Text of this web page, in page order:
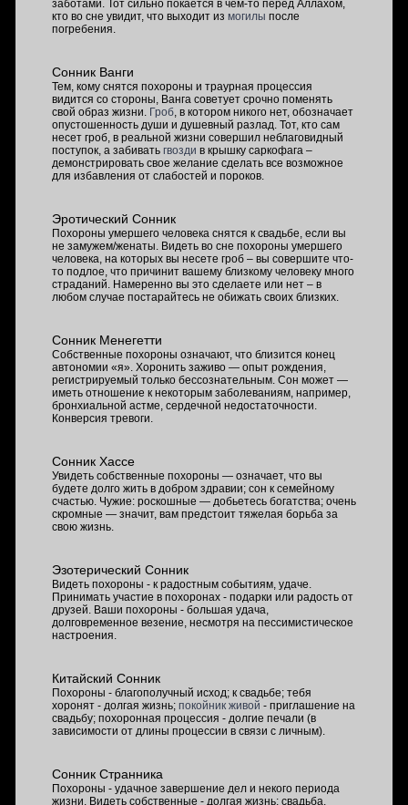
заботами. Тот сильно покается в чем-то перед Аллахом,
кто во сне увидит, что выходит из могилы после
погребения.
Сонник Ванги
Тем, кому снятся похороны и траурная процессия
видится со стороны, Ванга советует срочно поменять
свой образ жизни. Гроб, в котором никого нет, обозначает
опустошенность души и душевный разлад. Тот, кто сам
несет гроб, в реальной жизни совершил неблаговидный
поступок, а забивать гвозди в крышку саркофага –
демонстрировать свое желание сделать все возможное
для избавления от слабостей и пороков.
Эротический Сонник
Похороны умершего человека снятся к свадьбе, если вы
не замужем/женаты. Видеть во сне похороны умершего
человека, на которых вы несете гроб – вы совершите что-
то подлое, что причинит вашему близкому человеку много
страданий. Намеренно вы это сделаете или нет – в
любом случае постарайтесь не обижать своих близких.
Сонник Менегетти
Собственные похороны означают, что близится конец
автономии «я». Хоронить заживо — опыт рождения,
регистрируемый только бессознательным. Сон может —
иметь отношение к некоторым заболеваниям, например,
бронхиальной астме, сердечной недостаточности.
Конверсия тревоги.
Сонник Хассе
Увидеть собственные похороны — означает, что вы
будете долго жить в добром здравии; сон к семейному
счастью. Чужие: роскошные — добьетесь богатства; очень
скромные — значит, вам предстоит тяжелая борьба за
свою жизнь.
Эзотерический Сонник
Видеть похороны - к радостным событиям, удаче.
Принимать участие в похоронах - подарки или радость от
друзей. Ваши похороны - большая удача,
долговременное везение, несмотря на пессимистическое
настроения.
Китайский Сонник
Похороны - благополучный исход; к свадьбе; тебя
хоронят - долгая жизнь; покойник живой - приглашение на
свадьбу; похоронная процессия - долгие печали (в
зависимости от длины процессии в связи с личным).
Сонник Странника
Похороны - удачное завершение дел и некого периода
жизни. Видеть собственные - долгая жизнь; свадьба.